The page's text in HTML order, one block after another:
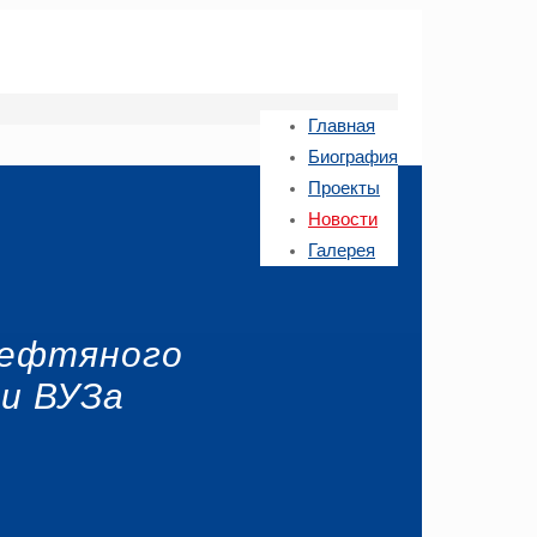
Главная
Биография
Проекты
Новости
Галерея
ВУЗа